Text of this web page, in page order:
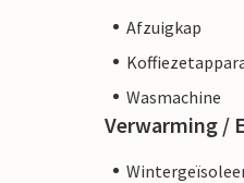
Afzuigkap
Wasmachine
Verwarming /